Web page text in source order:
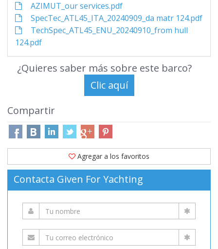
AZIMUT_our services.pdf
SpecTec_ATL45_ITA_20240909_da matr 124.pdf
TechSpec_ATL45_ENU_20240910_from hull
124.pdf
¿Quieres saber más sobre este barco?
Compartir
Agregar a los favoritos
Contacta Given For Yachting